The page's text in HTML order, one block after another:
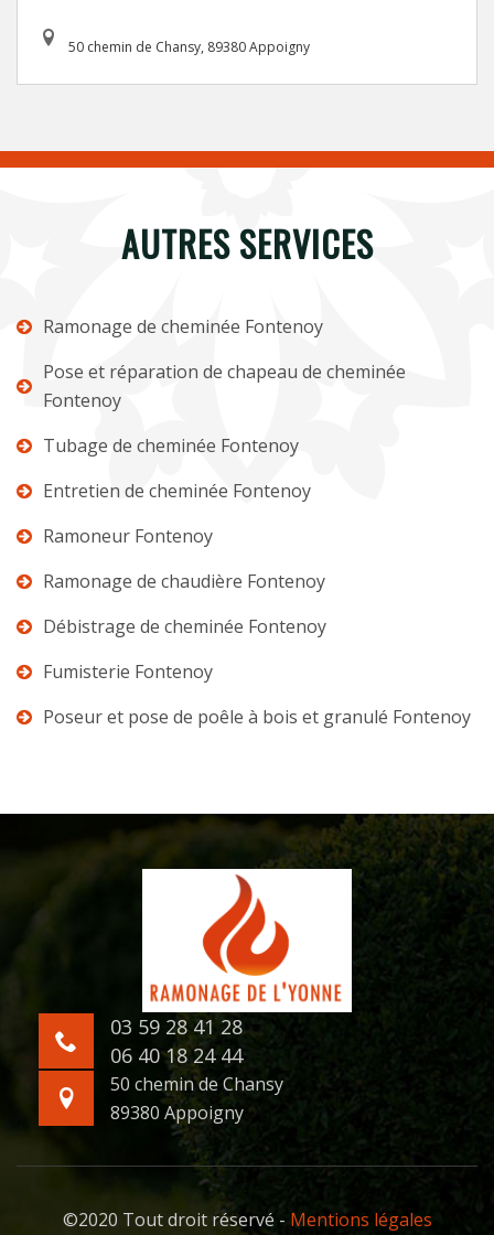
50 chemin de Chansy, 89380 Appoigny
AUTRES SERVICES
Ramonage de cheminée Fontenoy
Pose et réparation de chapeau de cheminée
Fontenoy
Tubage de cheminée Fontenoy
Entretien de cheminée Fontenoy
Ramoneur Fontenoy
Ramonage de chaudière Fontenoy
Débistrage de cheminée Fontenoy
Fumisterie Fontenoy
Poseur et pose de poêle à bois et granulé Fontenoy
03 59 28 41 28
06 40 18 24 44
50 chemin de Chansy
89380 Appoigny
©2020 Tout droit réservé - Mentions légales